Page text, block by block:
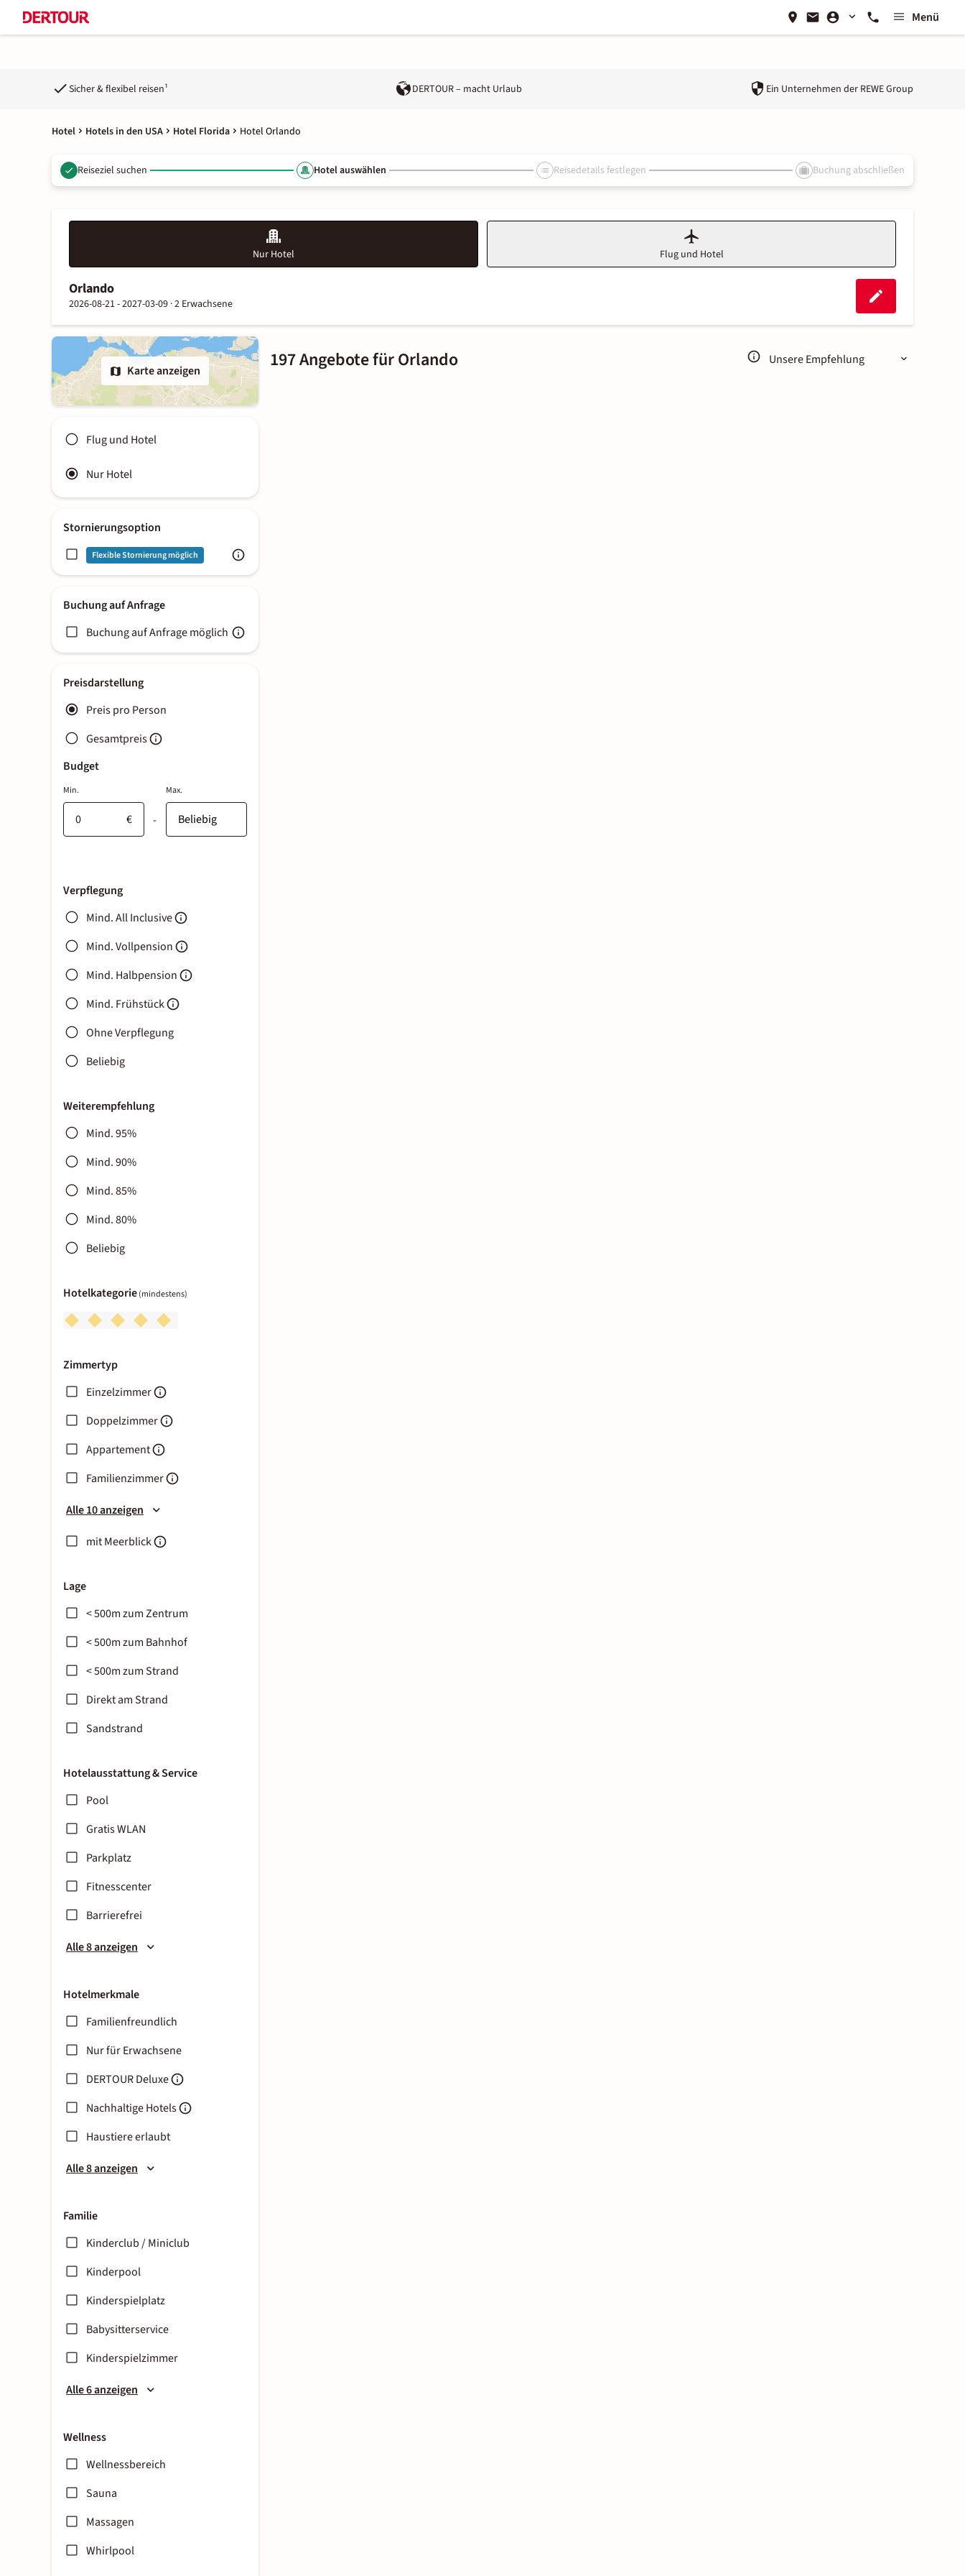
Menü
Sicher & flexibel reisen¹ DERTOUR – macht Urlaub Ein Unternehmen der REWE Group
Hotel Hotels in den USA Hotel Florida Hotel Orlando
Reiseziel suchen Hotel auswählen Reisedetails festlegen Buchung abschließen
Nur Hotel Flug und Hotel
Orlando
2026-08-21 - 2027-03-09 ·2 Erwachsene
Karte anzeigen
Flug und Hotel
Nur Hotel
Stornierungsoption
Flexible Stornierung möglich
Buchung auf Anfrage
Buchung auf Anfrage möglich
Preisdarstellung
Preis pro Person
Gesamtpreis
Budget
Min.
€ -
Max.
Verpflegung
Mind. All Inclusive
Mind. Vollpension
Mind. Halbpension
Mind. Frühstück
Ohne Verpflegung
Beliebig
Weiterempfehlung
Mind. 95%
Mind. 90%
Mind. 85%
Mind. 80%
Beliebig
Hotelkategorie(mindestens)
Zimmertyp
Einzelzimmer
Doppelzimmer
Appartement
Familienzimmer
Alle 10 anzeigen
mit Meerblick
Lage
< 500m zum Zentrum
< 500m zum Bahnhof
< 500m zum Strand
Direkt am Strand
Sandstrand
Hotelausstattung & Service
Pool
Gratis WLAN
Parkplatz
Fitnesscenter
Barrierefrei
Alle 8 anzeigen
Hotelmerkmale
Familienfreundlich
Nur für Erwachsene
DERTOUR Deluxe
Nachhaltige Hotels
Haustiere erlaubt
Alle 8 anzeigen
Familie
Kinderclub / Miniclub
Kinderpool
Kinderspielplatz
Babysitterservice
Kinderspielzimmer
Alle 6 anzeigen
Wellness
Wellnessbereich
Sauna
Massagen
Whirlpool
197 Angebote für Orlando